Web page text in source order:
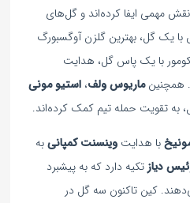
نقش مهمی ایفا کرده‌اند و گل‌های
با یک گل، بهترین گلزن آوگسبورگ
با یک پاس گل، هدایت
همچنینماریوس ولف،استیو مونی
به تقویت حمله تیم کمک کرده‌اند.
با هدایتوینسنت کمپانیبه
دیاز تکیه دارد که به پیشبرد
کین تاکنون سه گل در